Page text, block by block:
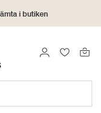
i butiken
LOGGA IN